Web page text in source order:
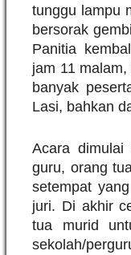
tunggu lampu
bersorak
Panitia
jam 11
banyak
Lasi, bahkan
Acara dimulai
guru, orang
setempat
juri. Di akhir
tua murid
sekolah/